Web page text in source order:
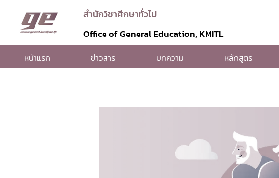
สำนักวิชาศึกษาทั่วไป
Office of General Education, KMITL
หน้าแรก ข่าวสาร บทความ หลักสูตร